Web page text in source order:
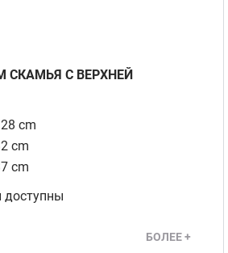
СКАМЬЯ С ВЕРХНЕЙ
cm
cm
cm
доступны
БОЛЕЕ +